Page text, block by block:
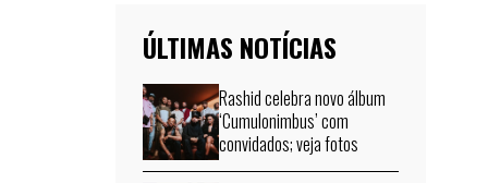
ÚLTIMAS NOTÍCIAS
Rashid celebra novo álbum
‘Cumulonimbus’ com
convidados; veja fotos